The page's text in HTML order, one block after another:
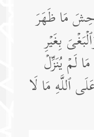
ٰ⁠حِشَ مَا ظَهَرَ
بِغَیۡرِ
لَمۡ یُنَزِّلۡ
ٱللَّهِ مَا لَا